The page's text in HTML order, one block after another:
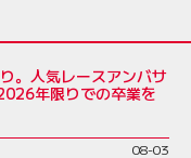
。人気レースアンバサ
年限りでの卒業を
08-03